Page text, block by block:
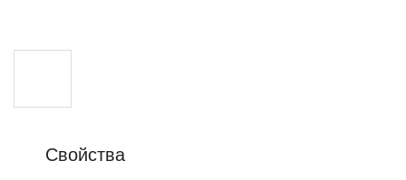
Свойства